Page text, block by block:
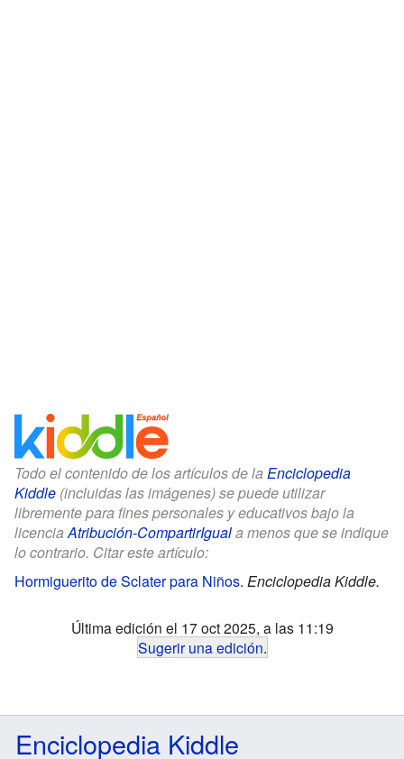
Todo el contenido de los artículos de la Enciclopedia
Kiddle (incluidas las imágenes) se puede utilizar
libremente para fines personales y educativos bajo la
licenciaAtribución-CompartirIguala menos que se indique
lo contrario. Citar este artículo:
Hormiguerito de Sclater para Niños. Enciclopedia Kiddle.
Última edición el 17 oct 2025, a las 11:19
Sugerir una edición.
Enciclopedia Kiddle